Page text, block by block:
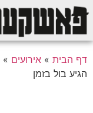
דף הבית » אירועים »
הגיע בול בזמן